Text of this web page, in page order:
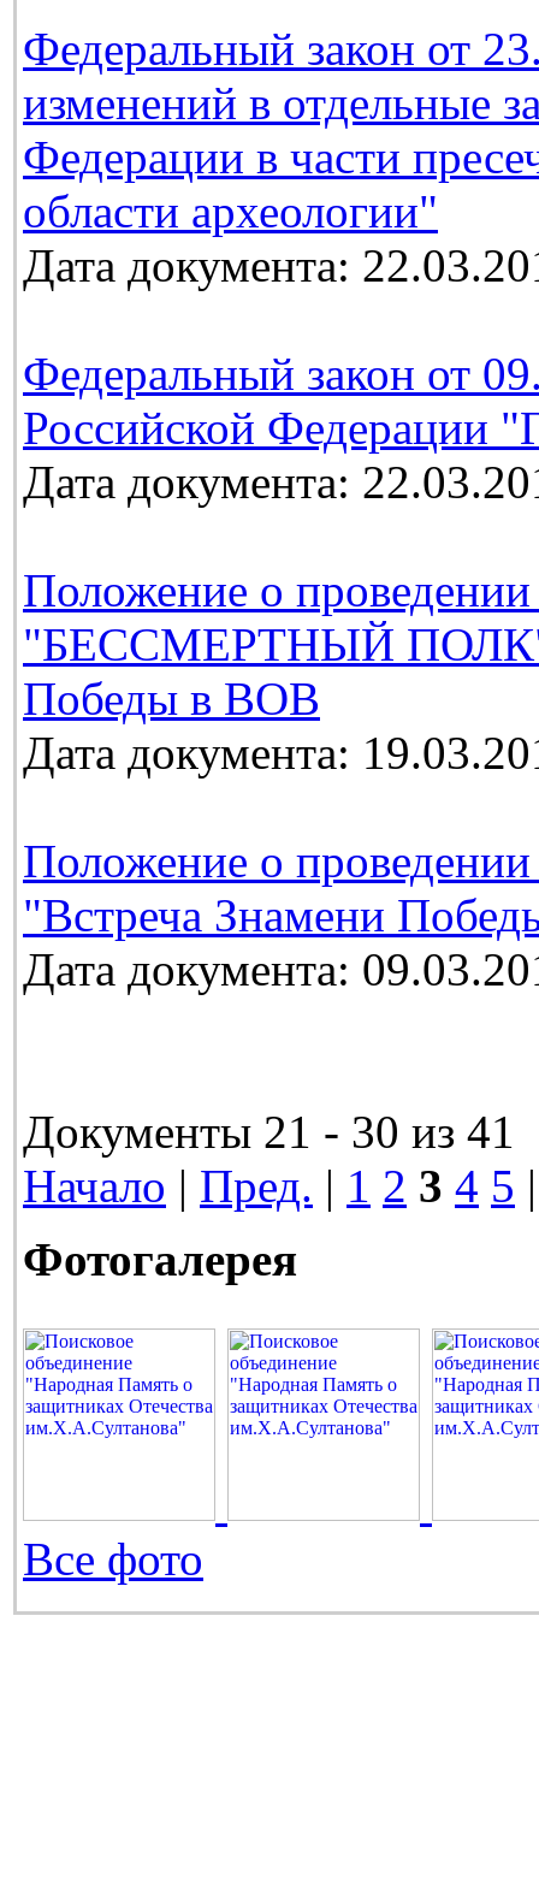
Федеральный закон от
изменений в отдельные
Федерации в части
области археологии"
Дата документа:
Федеральный закон от
Российской Федерации
Дата документа:
Положение о
"БЕССМЕРТНЫЙ ПОЛК",
Победы в ВОВ
Дата документа:
Положение о
"Встреча Знамени
Дата документа:
Документы 21 - 30 из 41
Начало | Пред. | 1 2 3 4 5
Фотогалерея
Все фото